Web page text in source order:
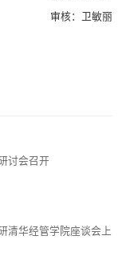
审核：卫敏丽
讨会召开
清华经管学院座谈会上